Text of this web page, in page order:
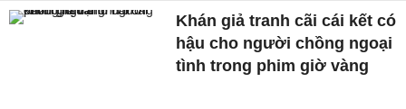
Khán giả tranh cãi cái kết có
hậu cho người chồng ngoại
tình trong phim giờ vàng